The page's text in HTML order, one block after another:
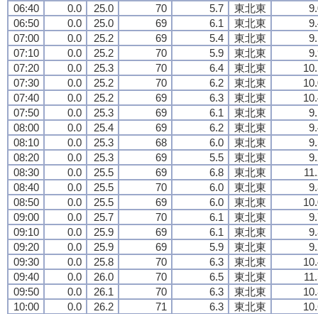
06:40
0.0 25.0 70 5.7 東北東
06:50
0.0 25.0 69 6.1 東北東
07:00
0.0 25.2 69 5.4 東北東
07:10
0.0 25.2 70 5.9 東北東
07:20
0.0 25.3 70 6.4 東北東
07:30
0.0 25.2 70 6.2 東北東
07:40
0.0 25.2 69 6.3 東北東
07:50
0.0 25.3 69 6.1 東北東
08:00
0.0 25.4 69 6.2 東北東
08:10
0.0 25.3 68 6.0 東北東
08:20
0.0 25.3 69 5.5 東北東
08:30
0.0 25.5 69 6.8 東北東
08:40
0.0 25.5 70 6.0 東北東
08:50
0.0 25.5 69 6.0 東北東
09:00
0.0 25.7 70 6.1 東北東
09:10
0.0 25.9 69 6.1 東北東
09:20
0.0 25.9 69 5.9 東北東
09:30
0.0 25.8 70 6.3 東北東
09:40
0.0 26.0 70 6.5 東北東
09:50
0.0 26.1 70 6.3 東北東
10:00
0.0 26.2 71 6.3 東北東